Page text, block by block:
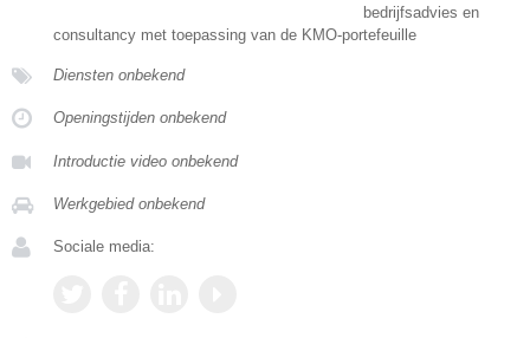
bedrijfsadvies en
consultancy met toepassing van de KMO-portefeuille
Diensten onbekend
Openingstijden onbekend
Introductie video onbekend
Werkgebied onbekend
Sociale media: